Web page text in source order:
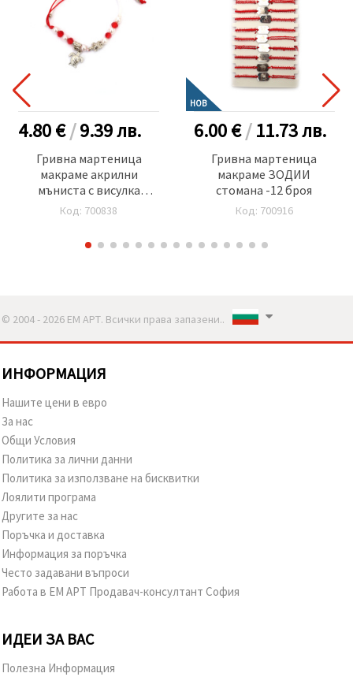
4.80 €/9.39лв.
Гривна мартеница
макраме акрилни
мъниста с висулка
костенурка -12 броя
Код: 700838
НОВ
6.00 €/11.73лв.
Гривна мартеница
макраме ЗОДИИ
стомана -12 броя
Код: 700916
© 2004 - 2026 ЕМ АРТ. Всички права запазени..
ИНФОРМАЦИЯ
Нашите цени в евро
За нас
Общи Условия
Политика за лични данни
Политика за използване на бисквитки
Лоялити програма
Другите за нас
Поръчка и доставка
Информация за поръчка
Често задавани въпроси
Работа в ЕМ АРТ Продавач-консултант София
ИДЕИ ЗА ВАС
Полезна Информация